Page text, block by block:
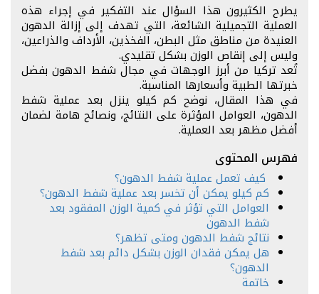
يطرح الكثيرون هذا السؤال عند التفكير في إجراء هذه
العملية التجميلية الشائعة، التي تهدف إلى إزالة الدهون
العنيدة من مناطق مثل البطن، الفخذين، الأرداف والذراعين،
وليس إلى إنقاص الوزن بشكل تقليدي.
تُعد تركيا من أبرز الوجهات في مجال شفط الدهون بفضل
خبرتها الطبية وأسعارها المناسبة.
في هذا المقال، نوضح كم كيلو ينزل بعد عملية شفط
الدهون، العوامل المؤثرة على النتائج، ونصائح هامة لضمان
أفضل مظهر بعد العملية.
فهرس المحتوى
كيف تعمل عملية شفط الدهون؟
كم كيلو يمكن أن تخسر بعد عملية شفط الدهون؟
العوامل التي تؤثر في كمية الوزن المفقود بعد
شفط الدهون
نتائج شفط الدهون ومتى تظهر؟
هل يمكن فقدان الوزن بشكل دائم بعد شفط
الدهون؟
خاتمة